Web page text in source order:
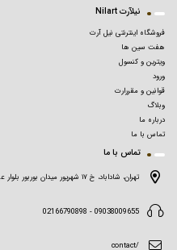
نیلآرت Nilart
فروشگاه اینترنتی نیل آرت
هفت سین ها
ویترین و کنسول
ورود
قوانین و مقررارت
وبلاگ
درباره ما
تماس با ما
تماس با ما
تهران، شاداباد، خ ۱۷ شهریور میدان بوربور بلوار عبدالرحیمی کوچه سوم پلاک ۱۱
09038009655 - 02166790898
/contact